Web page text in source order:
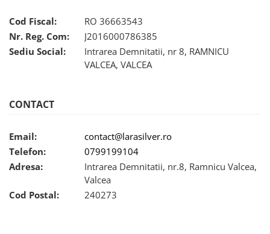
marimea 53
marimea 54
marimea 55
marimea 59
marimea 61
marimea 62
marimea 63
marimea 64
Cod Fiscal:
RO 36663543
Nr. Reg. Com:
J2016000786385
Sediu Social:
Intrarea Demnitatii, nr 8, RAMNICU
VALCEA, VALCEA
CONTACT
Email:
contact@larasilver.ro
Telefon:
0799199104
Adresa:
Intrarea Demnitatii, nr.8, Ramnicu Valcea,
Valcea
Cod Postal:
240273